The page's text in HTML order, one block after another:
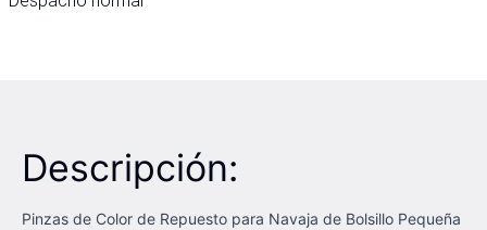
Descripción:
Pinzas de Color de Repuesto para Navaja de Bolsillo Pequeña